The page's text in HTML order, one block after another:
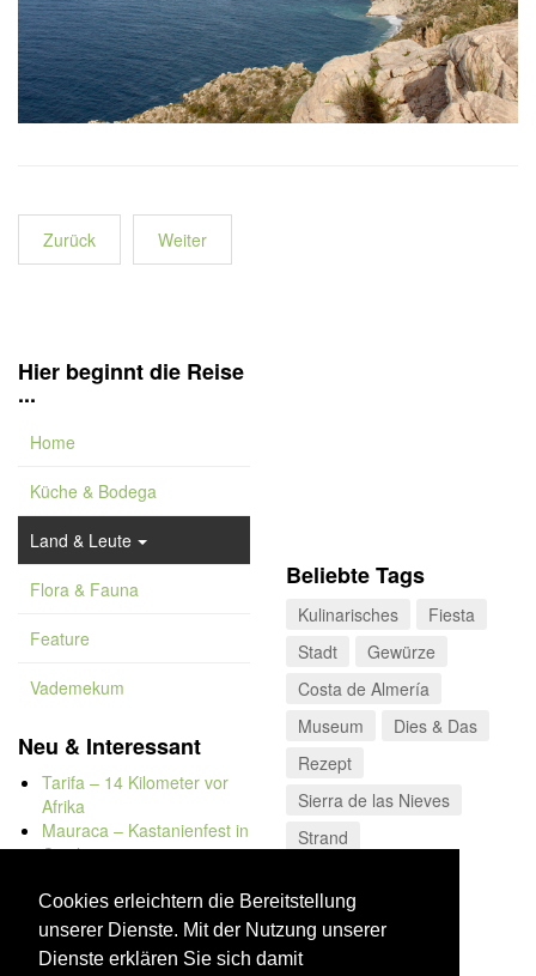
Cookies erleichtern die Bereitstellung
unserer Dienste. Mit der Nutzung unserer
Dienste erklären Sie sich damit
Zurück Weiter
Hier beginnt die Reise
...
Home
Küche & Bodega
Land & Leute
Flora & Fauna
Feature
Vademekum
Neu & Interessant
Tarifa – 14 Kilometer vor
Afrika
Mauraca – Kastanienfest in
Capileira
Bolonia
Kap Trafalgar
Düne von Bolonia
Beliebte Tags
Kulinarisches
Fiesta
Stadt
Gewürze
Costa de Almería
Museum
Dies & Das
Rezept
Sierra de las Nieves
Strand